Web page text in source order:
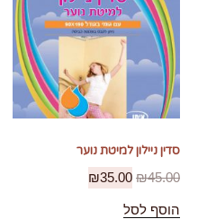
סדין ניילון למיטת נוער
₪45.00
₪35.00
הוסף לסל